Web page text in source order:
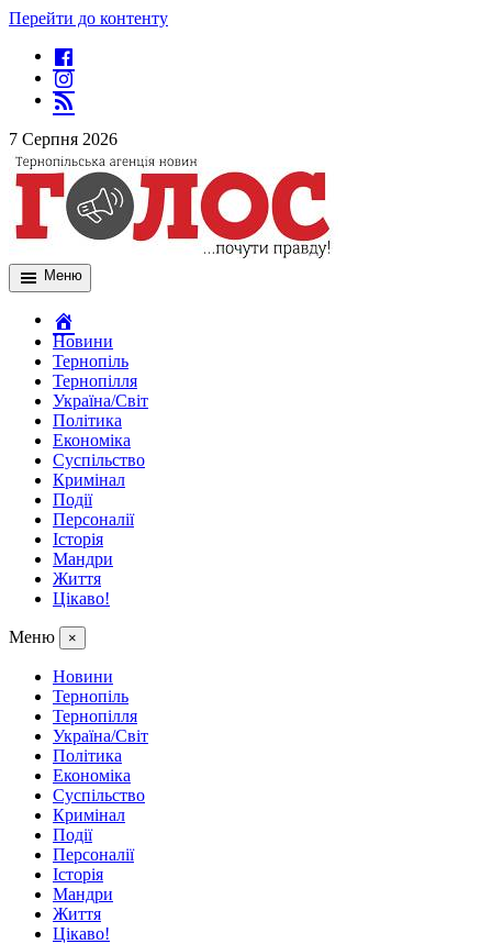
Перейти до контенту
7 Серпня 2026
Меню
Новини
Тернопіль
Тернопілля
Україна/Світ
Політика
Економіка
Суспільство
Кримінал
Події
Персоналії
Історія
Мандри
Життя
Цікаво!
Меню ×
Новини
Тернопіль
Тернопілля
Україна/Світ
Політика
Економіка
Суспільство
Кримінал
Події
Персоналії
Історія
Мандри
Життя
Цікаво!